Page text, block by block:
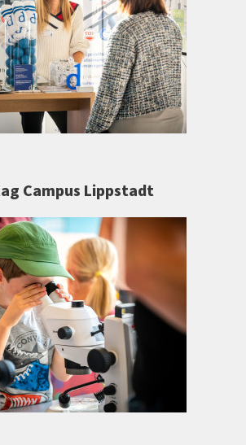
Campus Lippstadt